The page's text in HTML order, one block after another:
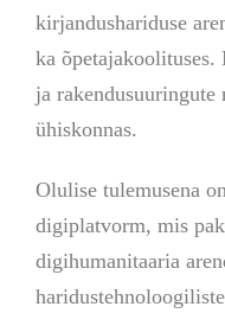
kirjandushariduse
ka õpetajakoolituses.
ja rakendusuuringute
ühiskonnas.
Olulise tulemusena
digiplatvorm, mis
digihumanitaaria